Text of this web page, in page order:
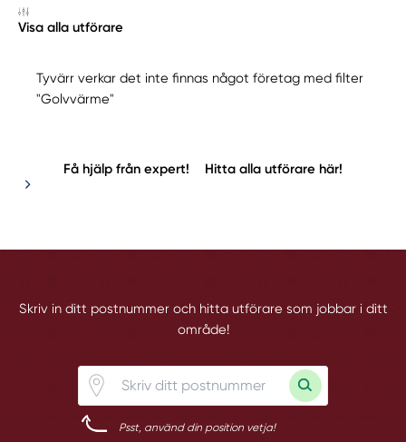
Visa alla utförare
Tyvärr verkar det inte finnas något företag med filter
"Golvvärme"
Få hjälp från expert! Hitta alla utförare här!
Skriv in ditt postnummer och hitta utförare som jobbar i ditt
område!
Psst, använd din position vetja!